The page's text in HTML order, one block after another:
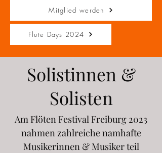
Mitglied werden
Flute Days 2024
Solistinnen &
Solisten
Am Flöten Festival Freiburg 2023
nahmen zahlreiche namhafte
Musikerinnen & Musiker teil